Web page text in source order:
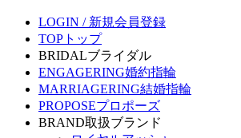
LOGIN / 新規会員登録
TOP トップ
BRIDALブライダル
ENGAGERING婚約指輪
MARRIAGERING結婚指輪
PROPOSEプロポーズ
BRAND取扱ブランド